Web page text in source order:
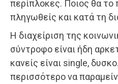
περίπλοκες. Ποιος θα το
πληγωθείς και κατά τη
Η διαχείριση της
σύντροφο είναι ήδη
κανείς είναι single,
περισσότερο να